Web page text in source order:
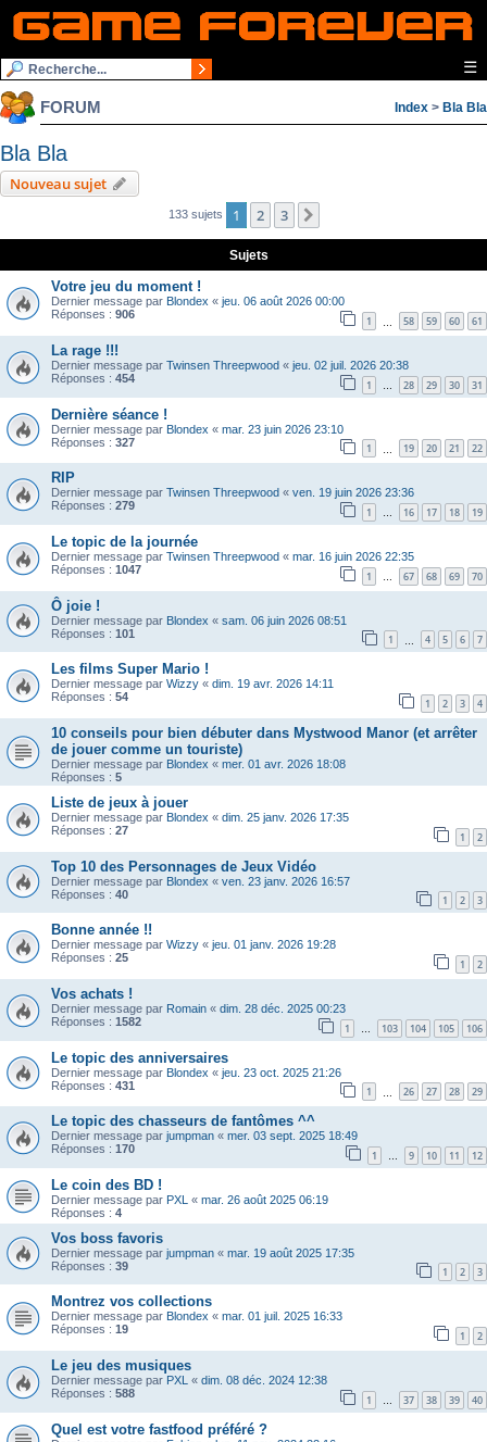
☰
FORUM Index > Bla Bla
Bla Bla
Nouveau sujet
133 sujets 1 2 3
Sujets
Votre jeu du moment !
Dernier message par Blondex « jeu. 06 août 2026 00:00
Réponses : 906 1 58 59 60 61
La rage !!!
Dernier message par Twinsen Threepwood « jeu. 02 juil. 2026 20:38
Réponses : 454 1 … 28 29 30 31
Dernière séance !
Dernier message par Blondex « mar. 23 juin 2026 23:10
Réponses : 327 1 19 20 21 22
RIP
Dernier message par Twinsen Threepwood « ven. 19 juin 2026 23:36
Réponses : 279 1 … 16 17 18 19
Le topic de la journée
Dernier message par Twinsen Threepwood « mar. 16 juin 2026 22:35
Réponses : 1047 1 … 67 68 69 70
Ô joie !
Dernier message par Blondex « sam. 06 juin 2026 08:51
Réponses : 101 1 4 5 6 7
Les films Super Mario !
Dernier message par Wizzy « dim. 19 avr. 2026 14:11
Réponses : 54 1 2 3 4
10 conseils pour bien débuter dans Mystwood Manor (et arrêter
de jouer comme un touriste)
Dernier message par Blondex « mer. 01 avr. 2026 18:08
Réponses : 5
Liste de jeux à jouer
Dernier message par Blondex « dim. 25 janv. 2026 17:35
Réponses : 27 1 2
Top 10 des Personnages de Jeux Vidéo
Dernier message par Blondex « ven. 23 janv. 2026 16:57
Réponses : 40 1 2 3
Bonne année !!
Dernier message par Wizzy « jeu. 01 janv. 2026 19:28
Réponses : 25 1 2
Vos achats !
Dernier message par Romain « dim. 28 déc. 2025 00:23
Réponses : 1582 1 103 104 105 106
Le topic des anniversaires
Dernier message par Blondex « jeu. 23 oct. 2025 21:26
Réponses : 431 1 26 27 28 29
Le topic des chasseurs de fantômes ^^
Dernier message par jumpman « mer. 03 sept. 2025 18:49
Réponses : 170 1 … 9 10 11 12
Le coin des BD !
Dernier message par PXL « mar. 26 août 2025 06:19
Réponses : 4
Vos boss favoris
Dernier message par jumpman « mar. 19 août 2025 17:35
Réponses : 39 1 2 3
Montrez vos collections
Dernier message par Blondex « mar. 01 juil. 2025 16:33
Réponses : 19 1 2
Le jeu des musiques
Dernier message par PXL « dim. 08 déc. 2024 12:38
Réponses : 588 1 … 37 38 39 40
Quel est votre fastfood préféré ?